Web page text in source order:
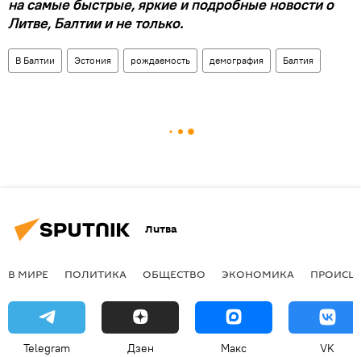
на самые быстрые, яркие и подробные новости о
Литве, Балтии и не только.
В Балтии Эстония рождаемость демография Балтия
Литва
В МИРЕ ПОЛИТИКА ОБЩЕСТВО ЭКОНОМИКА
Telegram Дзен Макс VK